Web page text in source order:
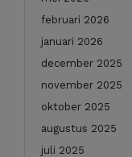
februari 2026
januari 2026
december 2025
november 2025
oktober 2025
augustus 2025
juli 2025